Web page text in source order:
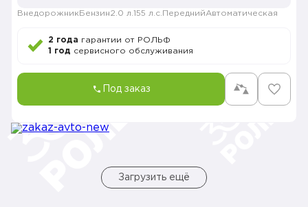
Внедорожник Бензин2.0 л. 155 л.с. ПереднийАвтоматическая
2 года гарантии от РОЛЬФ
1 год сервисного обслуживания
Под заказ
Загрузить ещё